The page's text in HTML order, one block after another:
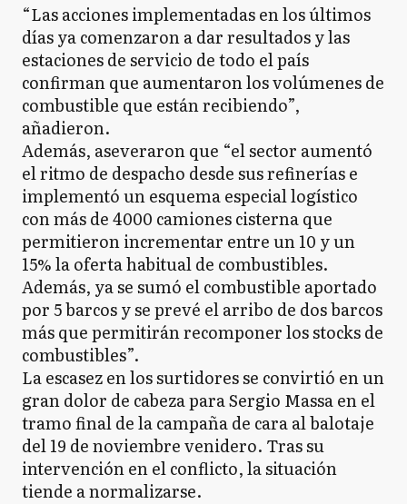
“Las acciones implementadas en los últimos
días ya comenzaron a dar resultados y las
estaciones de servicio de todo el país
confirman que aumentaron los volúmenes de
combustible que están recibiendo”,
añadieron.
Además, aseveraron que “el sector aumentó
el ritmo de despacho desde sus refinerías e
implementó un esquema especial logístico
con más de 4000 camiones cisterna que
permitieron incrementar entre un 10 y un
15% la oferta habitual de combustibles.
Además, ya se sumó el combustible aportado
por 5 barcos y se prevé el arribo de dos barcos
más que permitirán recomponer los stocks de
combustibles”.
La escasez en los surtidores se convirtió en un
gran dolor de cabeza para Sergio Massa en el
tramo final de la campaña de cara al balotaje
del 19 de noviembre venidero. Tras su
intervención en el conflicto, la situación
tiende a normalizarse.